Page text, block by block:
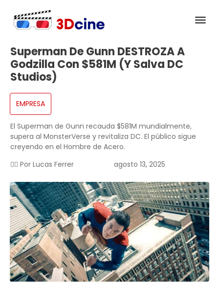
Superman De Gunn DESTROZA A
Godzilla Con $581M (y Salva DC
Studios)
EMPRESA
El Superman de Gunn recauda $581M mundialmente,
supera al MonsterVerse y revitaliza DC. El público sigue
creyendo en el Hombre de Acero.
✍🏻 Por Lucas Ferrer agosto 13, 2025